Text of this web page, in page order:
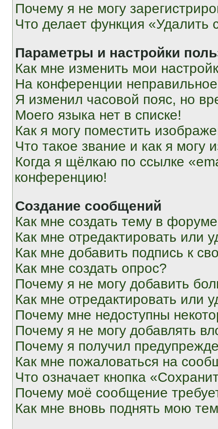
Почему я не могу
Что делает функция «Удалить
Параметры и настройки
Как мне изменить мои
На конференции
Я изменил часовой пояс, но
Моего языка нет в списке!
Как я могу поместить
Что такое звание и как я могу
Когда я щёлкаю по ссылке
конференцию!
Создание сообщений
Как мне создать тему в
Как мне отредактировать или
Как мне добавить подпись к
Как мне создать опрос?
Почему я не могу добавить
Как мне отредактировать или
Почему мне недоступны
Почему я не могу добавлять
Почему я получил
Как мне пожаловаться на
Что означает кнопка
Почему моё сообщение
Как мне вновь поднять мою